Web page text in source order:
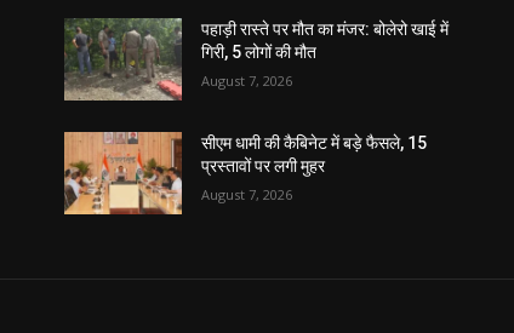
पहाड़ी रास्ते पर मौत का मंजर: बोलेरो खाई में
गिरी, 5 लोगों की मौत
August 7, 2026
सीएम धामी की कैबिनेट में बड़े फैसले, 15
प्रस्तावों पर लगी मुहर
August 7, 2026